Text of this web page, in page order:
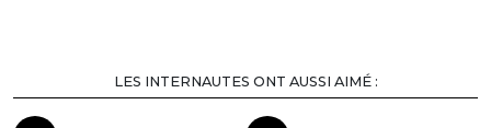
LES INTERNAUTES ONT AUSSI AIMÉ :